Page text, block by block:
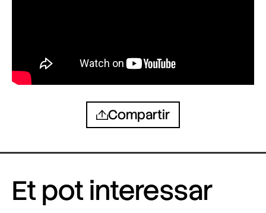
Compartir
Et pot interessar